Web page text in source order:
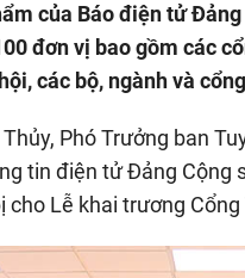
của Báo điện tử
đơn vị bao gồm các
các bộ, ngành và
Phó Trưởng ban
tin điện tử Đảng Cộng
cho Lễ khai trương